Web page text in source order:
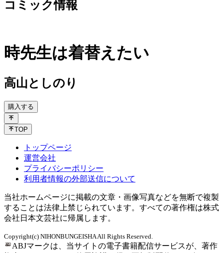
コミック情報
時先生は着替えたい
高山としのり
購入する
TOP
トップページ
運営会社
プライバシーポリシー
利用者情報の外部送信について
当社ホームページに掲載の文章・画像写真などを無断で複製
することは法律上禁じられています。すべての著作権は株式
会社日本文芸社に帰属します。
Copyright(c) NIHONBUNGEISHA All Rights Reserved.
ABJマークは、当サイトの電子書籍配信サービスが、著作